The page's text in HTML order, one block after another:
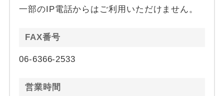
一部のIP電話からはご利用いただけません。
FAX番号
06-6366-2533
営業時間